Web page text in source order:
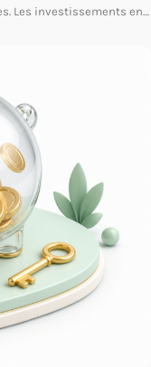
Les investissements en…